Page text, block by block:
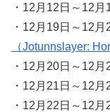
・12月12日～12月
・12月19日～12月
（Jotunnslayer:
・12月20日～12月
・12月21日～12月
・12月22日～12月